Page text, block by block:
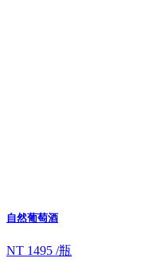
自然葡萄酒
NT 1495 /瓶